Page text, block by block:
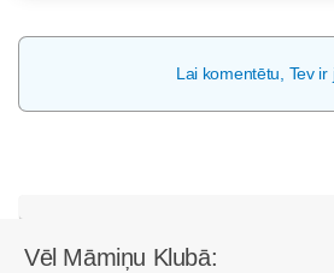
Lai komentētu, Tev ir
Vēl Māmiņu Klubā: